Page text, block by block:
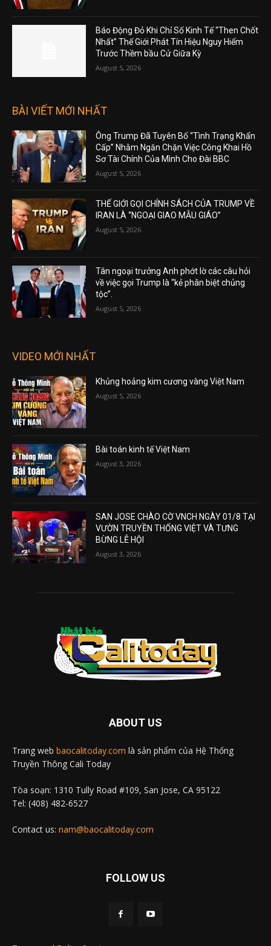
Báo Động Đỏ Khi Chỉ Số Kinh Tế “Then Chốt
Nhất” Thế Giới Phát Tín Hiệu Nguy Hiểm
Trước Thềm bầu Cử Giữa Kỳ
August 5, 2026
BÀI VIẾT MỚI NHẤT
Ông Trump Đã Tuyên Bố “Tình Trạng Khẩn
Cấp” Nhằm Ngăn Chặn Việc Công Khai Hồ
Sơ Tài Chính Của Mình Cho Đài BBC
August 5, 2026
THẾ GIỚI GỌI CHÍNH SÁCH CỦA TRUMP VỀ
IRAN LÀ “NGOẠI GIAO MẪU GIÁO”
August 5, 2026
Tân ngoại trưởng Anh phớt lờ các câu hỏi
về việc gọi Trump là “kẻ phân biệt chủng
tộc”.
August 5, 2026
VIDEO MỚI NHẤT
Khủng hoảng kim cương vàng Việt Nam
August 5, 2026
Bài toán kinh tế Việt Nam
August 3, 2026
SAN JOSE CHÀO CỜ VNCH NGÀY 01/8 TẠI
VƯỜN TRUYỀN THỐNG VIỆT VÀ TƯNG
BỪNG LỄ HỘI
August 3, 2026
ABOUT US
Trang web baocalitoday.com là sản phẩm của Hệ Thống
Truyền Thông Cali Today
Tòa soạn: 1310 Tully Road #109, San Jose, CA 95122
Tel: (408) 482-6527
Contact us: nam@baocalitoday.com
FOLLOW US